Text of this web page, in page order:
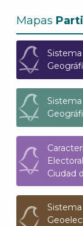
Mapas
Ciudad